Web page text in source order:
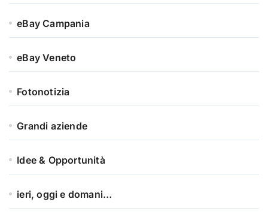
eBay Campania
eBay Veneto
Fotonotizia
Grandi aziende
Idee & Opportunità
ieri, oggi e domani…